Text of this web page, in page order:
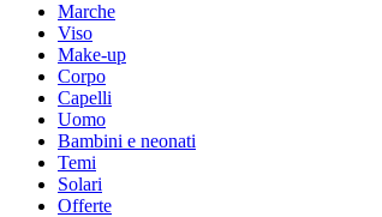
Marche
Viso
Make-up
Corpo
Capelli
Uomo
Bambini e neonati
Temi
Solari
Offerte